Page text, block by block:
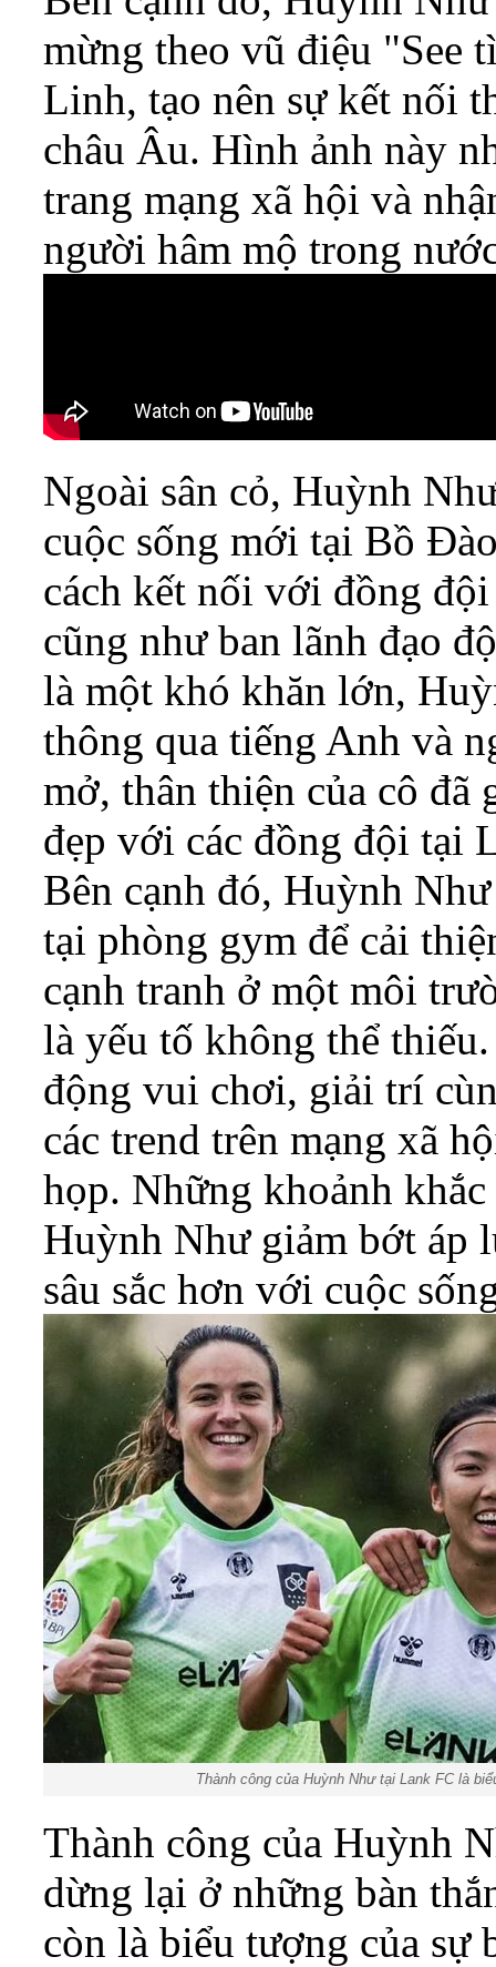
mừng theo vũ điệu "See
Linh, tạo nên sự kết nối
châu Âu. Hình ảnh này
trang mạng xã hội và
người hâm mộ trong
Ngoài sân cỏ, Huỳnh
cuộc sống mới tại Bồ
cách kết nối với đồng
cũng như ban lãnh đạo
là một khó khăn lớn,
thông qua tiếng Anh và
mở, thân thiện của cô đã
đẹp với các đồng đội tại
Bên cạnh đó, Huỳnh
tại phòng gym để cải
cạnh tranh ở một môi
là yếu tố không thể
động vui chơi, giải trí
các trend trên mạng xã
họp. Những khoảnh
Huỳnh Như giảm bớt áp
sâu sắc hơn với cuộc
Thành công của Huỳnh Như tại Lank FC là
Thành công của Huỳnh
dừng lại ở những bàn
còn là biểu tượng của sự